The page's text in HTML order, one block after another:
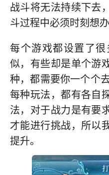
战斗将无法持续下去
斗过程中必须时刻想
每个游戏都设置了
似，有些却是单个游
种，都需要你一个个
每种玩法，都有各自
法，对于战力是有要
才能进行挑战，所以
提升。